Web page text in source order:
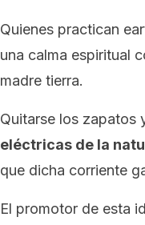
Quienes practican
una calma espiritual
madre tierra.
Quitarse los zapatos
eléctricas de la
que dicha corriente
El promotor de esta